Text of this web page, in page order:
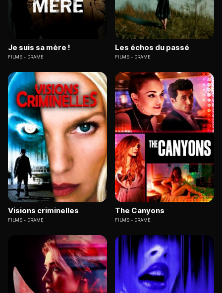
Je suis sa mère !
FILMS DRAME
Les échos du passé
FILMS DRAME
Visions criminelles
FILMS DRAME
The Canyons
FILMS DRAME